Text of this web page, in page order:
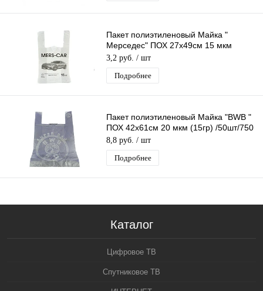
Пакет полиэтиленовый Майка "
Мерседес" ПОХ 27х49см 15 мкм
(10гр) /100шт/1000 шт*меш
3,2 руб. / шт
Подробнее
Пакет полиэтиленовый Майка "BWB "
ПОХ 42х61см 20 мкм (15гр) /50шт/750
шт*меш, 1ШТ.
8,8 руб. / шт
Подробнее
Каталог
Цифровое ТВ
Спутниковое ТВ